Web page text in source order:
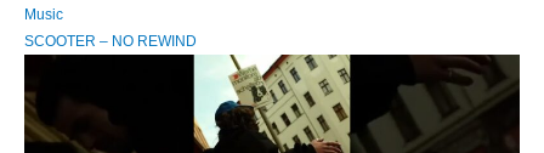
Music
SCOOTER – NO REWIND